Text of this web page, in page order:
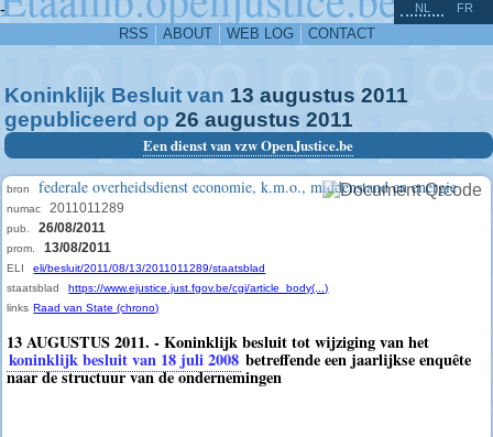
-
RSS ABOUT WEB LOG CONTACT
NL FR
Koninklijk Besluit van 13 augustus 2011
gepubliceerd op 26 augustus 2011
Een dienst van vzw OpenJustice.be
bron federale overheidsdienst economie, k.m.o., middenstand en energie
numac 2011011289
pub. 26/08/2011
prom. 13/08/2011
ELI
eli/besluit/2011/08/13/2011011289/staatsblad
staatsblad
https://www.ejustice.just.fgov.be/cgi/article_body(...)
links Raad van State (chrono)
13 AUGUSTUS 2011. - Koninklijk besluit tot wijziging van het
koninklijk besluit van 18 juli 2008 betreffende een jaarlijkse enquête
naar de structuur van de ondernemingen
^